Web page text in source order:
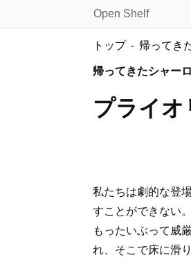
Open Shelf
トップ 帰ってき
帰ってきたシャー
プライ
私たちは劇的な登
すことができない
もったいぶって威
れ、そこで床に滑